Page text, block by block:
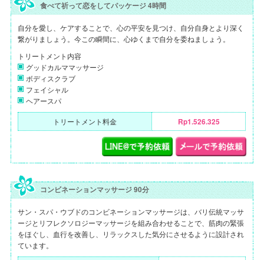
食べて祈って恋をしてパッケージ 4時間
自分を愛し、ケアすることで、心の平安を見つけ、自分自身とより深く
繋がりましょう。今この瞬間に、心ゆくまで自分を委ねましょう。
トリートメント内容
グッドカルママッサージ
ボディスクラブ
フェイシャル
ヘアースパ
トリートメント料金 Rp1.526.325
コンビネーションマッサージ 90分
サン・スパ・ウブドのコンビネーションマッサージは、バリ伝統マッサ
ージとリフレクソロジーマッサージを組み合わせることで、筋肉の緊張
をほぐし、血行を改善し、リラックスした気分にさせるように設計され
ています。